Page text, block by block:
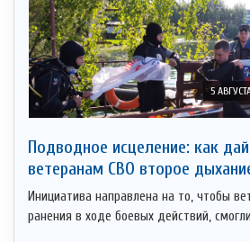
5
Подводное исцеление: как
ветеранам СВО второе
Инициатива направлена на то, чтобы
ранения в ходе боевых действий,